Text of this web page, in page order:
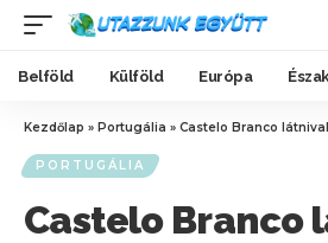
Belföld Külföld Európa
Kezdőlap » Portugália » Castelo Branco
PORTUGÁLIA
Castelo Branco